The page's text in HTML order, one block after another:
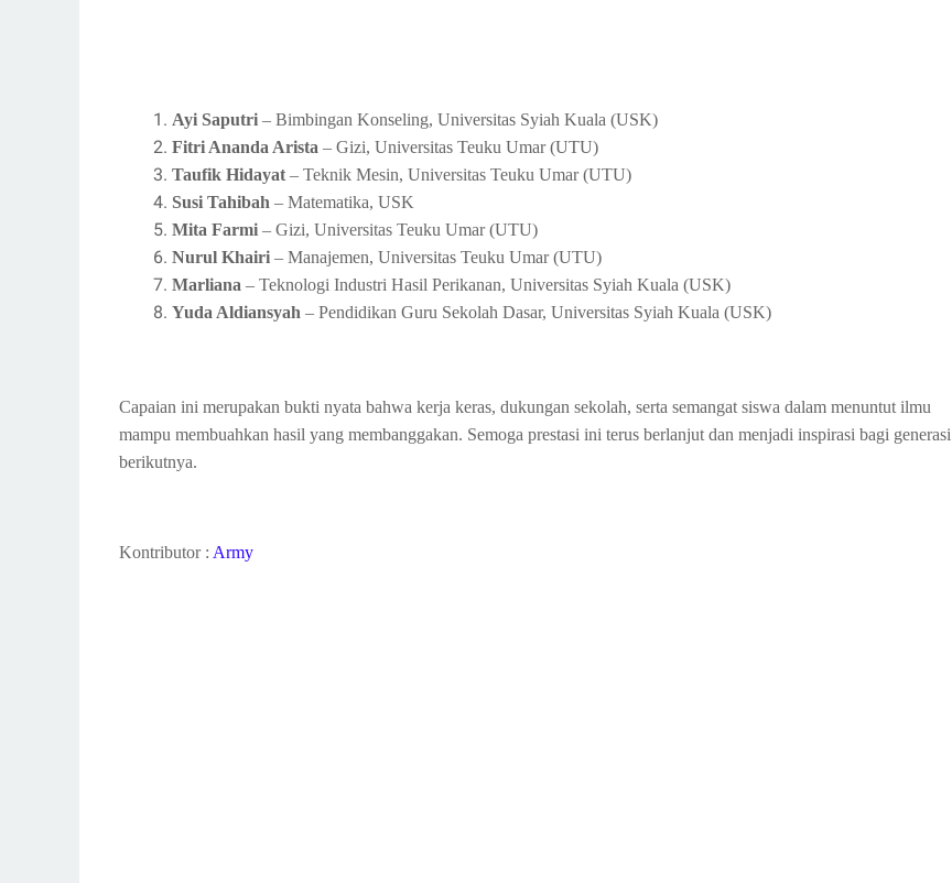
Ayi Saputri – Bimbingan Konseling, Universitas Syiah Kuala (USK)
Fitri Ananda Arista – Gizi, Universitas Teuku Umar (UTU)
Taufik Hidayat – Teknik Mesin, Universitas Teuku Umar (UTU)
Susi Tahibah – Matematika, USK
Mita Farmi – Gizi, Universitas Teuku Umar (UTU)
Nurul Khairi – Manajemen, Universitas Teuku Umar (UTU)
Marliana – Teknologi Industri Hasil Perikanan, Universitas Syiah Kuala (USK)
Yuda Aldiansyah – Pendidikan Guru Sekolah Dasar, Universitas Syiah Kuala (USK)
Capaian ini merupakan bukti nyata bahwa kerja keras, dukungan sekolah, serta semangat siswa dalam menuntut ilmu
mampu membuahkan hasil yang membanggakan. Semoga prestasi ini terus berlanjut dan menjadi inspirasi bagi generasi
berikutnya.
Kontributor : Army